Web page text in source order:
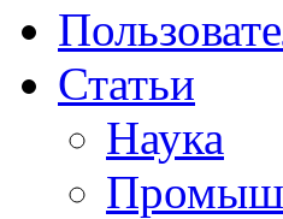
Статьи
Наука